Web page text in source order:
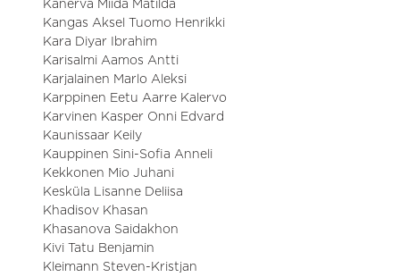
Kanerva Miida Matilda
Kangas Aksel Tuomo Henrikki
Kara Diyar Ibrahim
Karisalmi Aamos Antti
Karjalainen Marlo Aleksi
Karppinen Eetu Aarre Kalervo
Karvinen Kasper Onni Edvard
Kaunissaar Keily
Kauppinen Sini-Sofia Anneli
Kekkonen Mio Juhani
Kesküla Lisanne Deliisa
Khadisov Khasan
Khasanova Saidakhon
Kivi Tatu Benjamin
Kleimann Steven-Kristjan